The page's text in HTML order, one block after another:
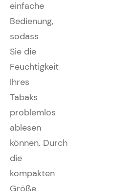
einfache
Bedienung,
sodass
Sie die
Feuchtigkeit
Ihres
Tabaks
problemlos
ablesen
können. Durch
die
kompakten
Größe